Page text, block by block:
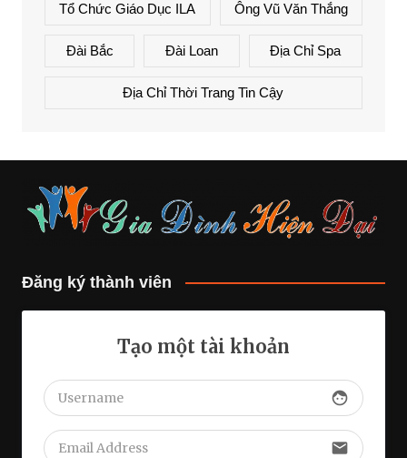
Tổ Chức Giáo Dục ILA Ông Vũ Văn Thắng
Đài Bắc Đài Loan Địa Chỉ Spa
Địa Chỉ Thời Trang Tin Cậy
Đăng ký thành viên
Tạo một tài khoản
face
email